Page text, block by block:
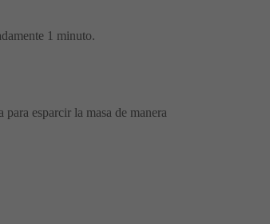
1 minuto.
esparcir la masa de manera